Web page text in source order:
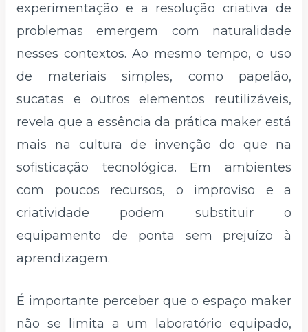
experimentação e a resolução criativa de
problemas emergem com naturalidade
nesses contextos. Ao mesmo tempo, o uso
de materiais simples, como papelão,
sucatas e outros elementos reutilizáveis,
revela que a essência da prática maker está
mais na cultura de invenção do que na
sofisticação tecnológica. Em ambientes
com poucos recursos, o improviso e a
criatividade podem substituir o
equipamento de ponta sem prejuízo à
aprendizagem.
É importante perceber que o espaço maker
não se limita a um laboratório equipado,